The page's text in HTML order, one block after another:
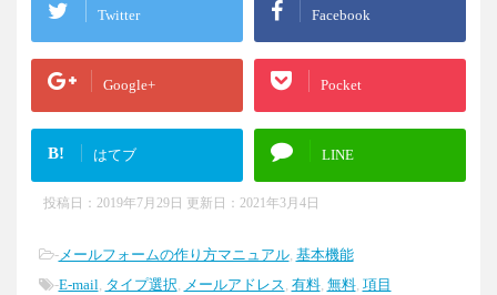
Twitter Facebook
Google+ Pocket
B! はてブ LINE
投稿日：2019年7月29日 更新日： 2021年3月4日
-メールフォームの作り方マニュアル, 基本機能
-E-mail, タイプ選択, メールアドレス, 有料, 無料, 項目